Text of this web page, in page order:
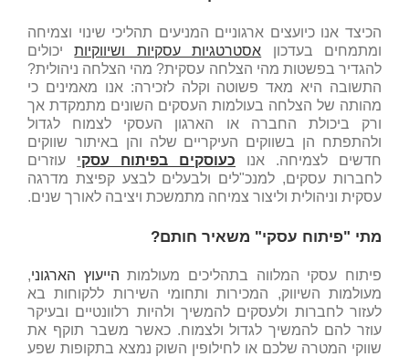
הכיצד אנו כיועצים ארגוניים המניעים תהליכי שינוי וצמיחה
ומתמחים בעדכון אסטרטגיות עסקיות ושיווקיותיכולים
להגדיר בפשטות מהי הצלחה עסקית? מהי הצלחה ניהולית?
התשובה היא מאד פשוטה וקלה לזכירה: אנו מאמינים כי
מהותה של הצלחה בעולמות העסקים השונים מתמקדת אך
ורק ביכולת החברה או הארגון העסקי לצמוח לגדול
ולהתפתח הן בשווקים העיקריים שלה והן באיתור שווקים
חדשים לצמיחה. אנו כעוסקים בפיתוח עסקי עוזרים
לחברות עסקים, למנכ"לים ולבעלים לבצע קפיצת מדרגה
עסקית וניהולית וליצור צמיחה מתמשכת ויציבה לאורך שנים.
מתי "פיתוח עסקי" משאיר חותם?
פיתוח עסקי המלווה בתהליכים מעולמות הייעוץ הארגוני,
מעולמות השיווק, המכירות ותחומי השירות ללקוחות בא
לעזור לחברות ולעסקים להמשיך ולהיות רלוונטיים ובעיקר
עוזר להם להמשיך לגדול ולצמוח. כאשר משבר תוקף את
שווקי המטרה שלכם או לחילופין השוק נמצא בתקופות שפע